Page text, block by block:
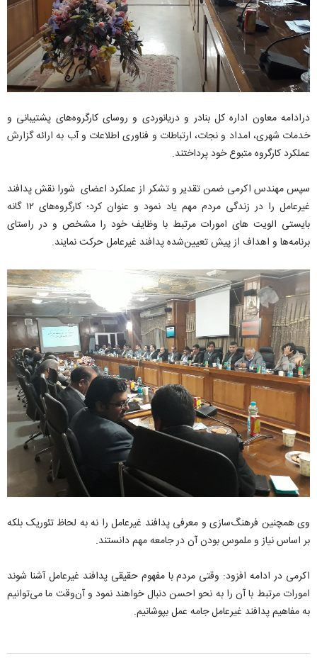
درادامه معاون اداره کل بنادر و دریانوردی و روسای کارگروه‌های پشتیبانی و
خدمات شهری، امداد و نجات، ارتباطات و فناوری اطلاعات و آب به ارائه گزارش
عملکرد کارگروه متبوع خود پرداختند.
سپس مهندس اکرمی ضمن تقدیر و تشکر از عملکرد اعضای شورا نقش پدافند
غیرعامل را در زندگی مردم مهم یاد نمود و عنوان کرد؛ کارگروه‌های ۱۲ گانه
بایستی الویت های امورات مرتبط با وظایف خود را مشخص و در راستای
برنامه‌ها و اهداف از پیش تعیین‌شده پدافند غیرعامل حرکت نمایند.
وی همچنین فرهنگ‌سازی و معرفی پدافند غیرعامل را نه به لحاظ تئوریک بلکه
بر اساس نیاز و ملموس بودن آن در جامعه مهم دانستند.
اکرمی در ادامه افزود: وقتی مردم با مفهوم حقیقی پدافند غیرعامل آشنا شوند
امورات مرتبط با آن را به نحو احسن دنبال خواهند نمود و آن‌وقت ما می‌توانیم
به مفاهیم پدافند غیرعامل جامه عمل بپوشانیم.